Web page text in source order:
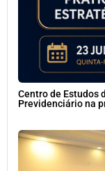
Centro de Estudos
Previdenciário na